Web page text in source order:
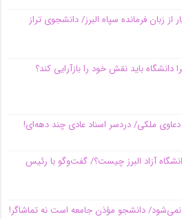
زبان فرمانده سپاه البرز/ دانشجوی تراز
دانشگاه باید نقش خود را بازآرایی کند؟
ملکی/ دردسر اسناد عادی چند‌ دهه‌ای!
آزاد البرز چیست؟/ گفت‌وگو با رئیس
دانشجو مؤذن جامعه است نه تماشاگر!